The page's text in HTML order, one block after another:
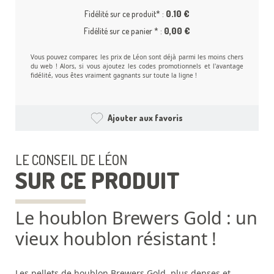
Fidélité sur ce produit* : 0.10 €
Fidélité sur ce panier * : 0,00 €
Vous pouvez comparer, les prix de Léon sont déjà parmi les moins chers
du web ! Alors, si vous ajoutez les codes promotionnels et l'avantage
fidélité, vous êtes vraiment gagnants sur toute la ligne !
Ajouter aux favoris
LE CONSEIL DE LÉON
SUR CE PRODUIT
Le houblon Brewers Gold : un
vieux houblon résistant !